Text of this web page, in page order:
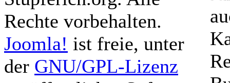
Rechte vorbehalten.
Joomla! ist freie, unter
der GNU/GPL-Lizenz